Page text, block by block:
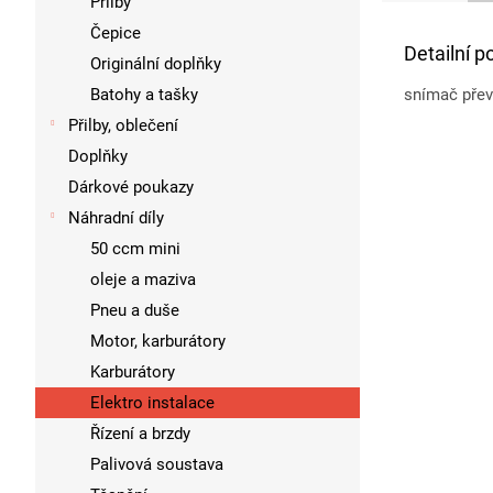
Čepice
Originální doplňky
Batohy a tašky
Přilby, oblečení
Doplňky
Dárkové poukazy
Náhradní díly
50 ccm mini
oleje a maziva
Pneu a duše
Motor, karburátory
Karburátory
Elektro instalace
Řízení a brzdy
Palivová soustava
Detailní
snímač